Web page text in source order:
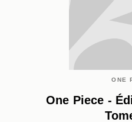
ONE
One Piece -